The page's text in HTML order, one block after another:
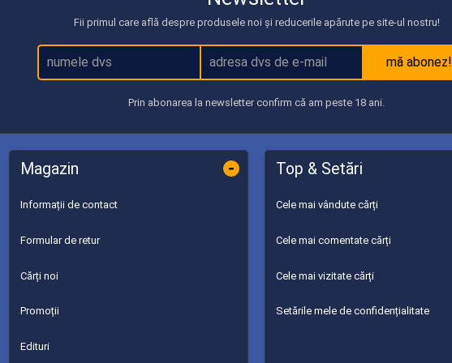
Fii primul care află despre produsele noi și reducerile apărute pe site-ul nostru!
mă abonez!
Prin abonarea la newsletter confirm că am peste 18 ani.
Magazin -
Informații de contact
Formular de retur
Cărți noi
Promoții
Edituri
Top & Setări
Cele mai vândute cărți
Cele mai comentate cărți
Cele mai vizitate cărți
Setările mele de confidențialitate